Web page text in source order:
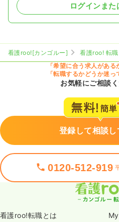
ログインま
看護roo![カンゴルー] 看護roo! 転職
「希望に合う求人がある
「転職するかどうか迷
お気軽にご相談
登録して相談し
0120-512-919
看護roo!転職とは